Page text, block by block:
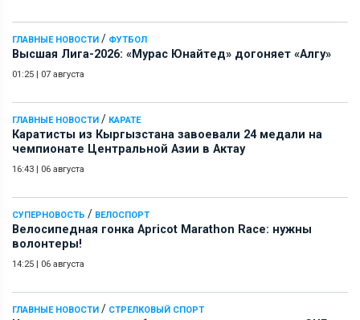
ГЛАВНЫЕ НОВОСТИ / ФУТБОЛ
Высшая Лига-2026: «Мурас Юнайтед» догоняет «Алгу»
01:25 | 07 августа
ГЛАВНЫЕ НОВОСТИ / КАРАТЕ
Каратисты из Кыргызстана завоевали 24 медали на
чемпионате Центральной Азии в Актау
16:43 | 06 августа
СУПЕРНОВОСТЬ / ВЕЛОСПОРТ
Велосипедная гонка Apricot Marathon Race: нужны
волонтеры!
14:25 | 06 августа
ГЛАВНЫЕ НОВОСТИ / СТРЕЛКОВЫЙ СПОРТ